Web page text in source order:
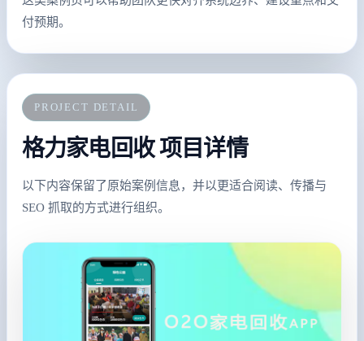
付预期。
PROJECT DETAIL
格力家电回收 项目详情
以下内容保留了原始案例信息，并以更适合阅读、传播与
SEO 抓取的方式进行组织。